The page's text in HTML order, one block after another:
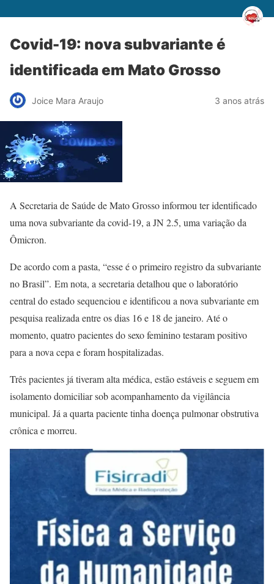
Covid-19: nova subvariante é
identificada em Mato Grosso
Joice Mara Araujo 3 anos atrás
A Secretaria de Saúde de Mato Grosso informou ter identificado
uma nova subvariante da covid-19, a JN 2.5, uma variação da
Ômicron.
De acordo com a pasta, “esse é o primeiro registro da subvariante
no Brasil”. Em nota, a secretaria detalhou que o laboratório
central do estado sequenciou e identificou a nova subvariante em
pesquisa realizada entre os dias 16 e 18 de janeiro. Até o
momento, quatro pacientes do sexo feminino testaram positivo
para a nova cepa e foram hospitalizadas.
Três pacientes já tiveram alta médica, estão estáveis e seguem em
isolamento domiciliar sob acompanhamento da vigilância
municipal. Já a quarta paciente tinha doença pulmonar obstrutiva
crônica e morreu.